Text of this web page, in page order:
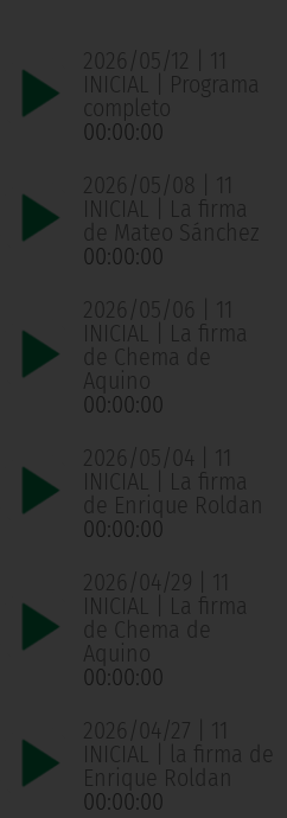
2026/05/12 | 11
INICIAL | Programa
completo
00:00:00
2026/05/08 | 11
INICIAL | La firma
de Mateo Sánchez
00:00:00
2026/05/06 | 11
INICIAL | La firma
de Chema de
Aquino
00:00:00
2026/05/04 | 11
INICIAL | La firma
de Enrique Roldan
00:00:00
2026/04/29 | 11
INICIAL | La firma
de Chema de
Aquino
00:00:00
2026/04/27 | 11
INICIAL | la firma de
Enrique Roldan
00:00:00